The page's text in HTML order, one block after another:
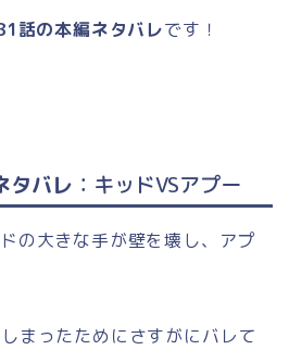
話の本編ネタバレです！
タバレ ：キッドVSアプー
の大きな手が壁を壊し、アプ
まったためにさすがにバレて